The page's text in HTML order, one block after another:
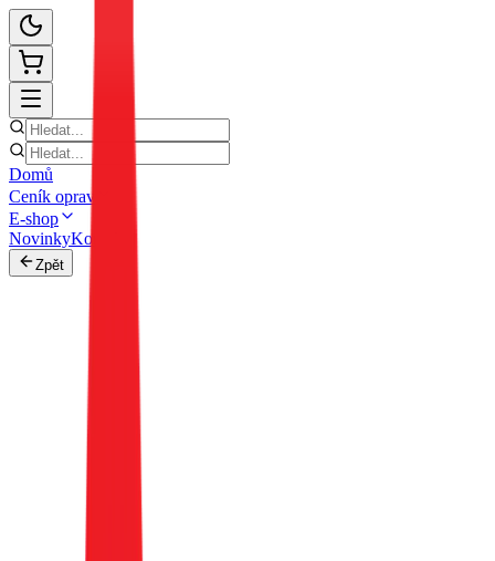
Domů
Ceník oprav
E-shop
NovinkyKontakt
Zpět